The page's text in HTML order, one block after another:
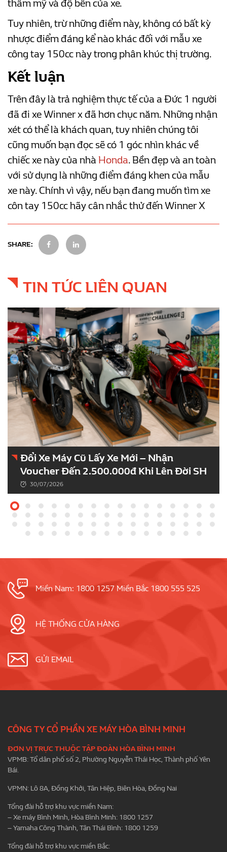
thẩm mỹ và độ bền của xe.
Tuy nhiên, trừ những điểm này, không có bất kỳ
nhược điểm đáng kể nào khác đối với mẫu xe
công tay 150cc này trong phân khúc thị trường.
Kết luận
Trên đây là trả nghiệm thực tế của a Đức 1 người
đã đi xe Winner x đã hơn chục năm. Những nhận
xét có thể là khách quan, tuy nhiên chúng tôi
cũng muốn bạn đọc sẽ có 1 góc nhìn khác về
chiếc xe này của nhà Honda. Bền đẹp và an toàn
với sử dụng là những điểm đáng khen của mẫu
xe này. Chính vì vậy, nếu bạn đang muốn tìm xe
côn tay 150cc hãy cân nhắc thử đến Winner X
SHARE:
TIN TỨC LIÊN QUAN
Đổi Xe Máy Cũ Lấy Xe Mới – Nhận
Voucher Đến 2.500.000đ Khi Lên Đời SH
30/07/2026
Miền Nam: 1800 1257 Miền Bắc 1800 555 525
HỆ THỐNG CỬA HÀNG
GỬI EMAIL
CÔNG TY CỔ PHẦN XE MÁY HÒA BÌNH MINH
ĐƠN VỊ TRỰC THUỘC TẬP ĐOÀN HÒA BÌNH MINH
VPMB: Tổ dân phố số 2, Phường Nguyễn Thái Học, Thành phố Yên
Bái.
VPMN: Lô 8A, Đồng Khởi, Tân Hiệp, Biên Hòa, Đồng Nai
Tổng đài hỗ trợ khu vực miền Nam:
– Xe máy Bình Minh, Hòa Bình Minh: 1800 1257
– Yamaha Công Thành, Tân Thái Bình: 1800 1259
Tổng đài hỗ trợ khu vực miền Bắc: